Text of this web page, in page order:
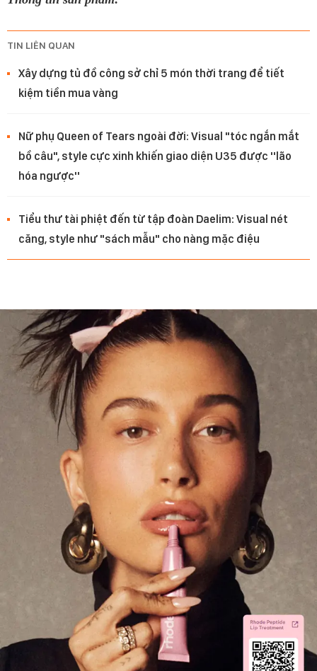
TIN LIÊN QUAN
Xây dựng tủ đồ công sở chỉ 5 món thời trang để tiết
kiệm tiền mua vàng
Nữ phụ Queen of Tears ngoài đời: Visual "tóc ngắn mắt
bồ câu", style cực xinh khiến giao diện U35 được ''lão
hóa ngược''
Tiểu thư tài phiệt đến từ tập đoàn Daelim: Visual nét
căng, style như "sách mẫu" cho nàng mặc điệu